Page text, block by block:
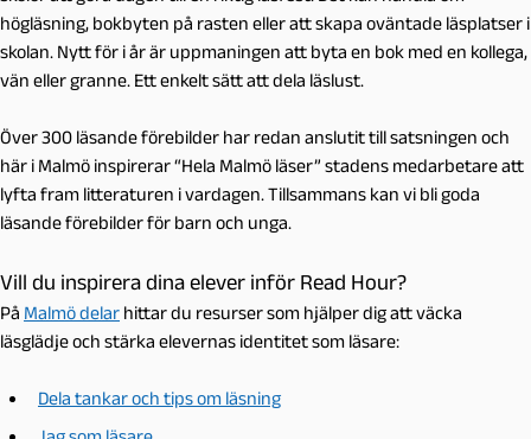
högläsning, bokbyten på rasten eller att skapa oväntade läsplatser i
skolan. Nytt för i år är uppmaningen att byta en bok med en kollega,
vän eller granne. Ett enkelt sätt att dela läslust.
Över 300 läsande förebilder har redan anslutit till satsningen och
här i Malmö inspirerar “Hela Malmö läser” stadens medarbetare att
lyfta fram litteraturen i vardagen. Tillsammans kan vi bli goda
läsande förebilder för barn och unga.
Vill du inspirera dina elever inför Read Hour?
På Malmö delar hittar du resurser som hjälper dig att väcka
läsglädje och stärka elevernas identitet som läsare:
Dela tankar och tips om läsning